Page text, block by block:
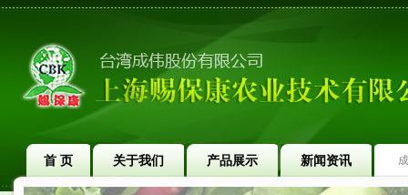
首 页 关于我们 产品展示 新闻资讯